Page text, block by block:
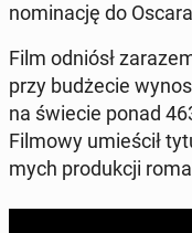
no­mi­na­cję do
Film odniósł
przy bu­dże­cie
na świecie ponad
Filmowy umie­ścił
mych pro­duk­cji